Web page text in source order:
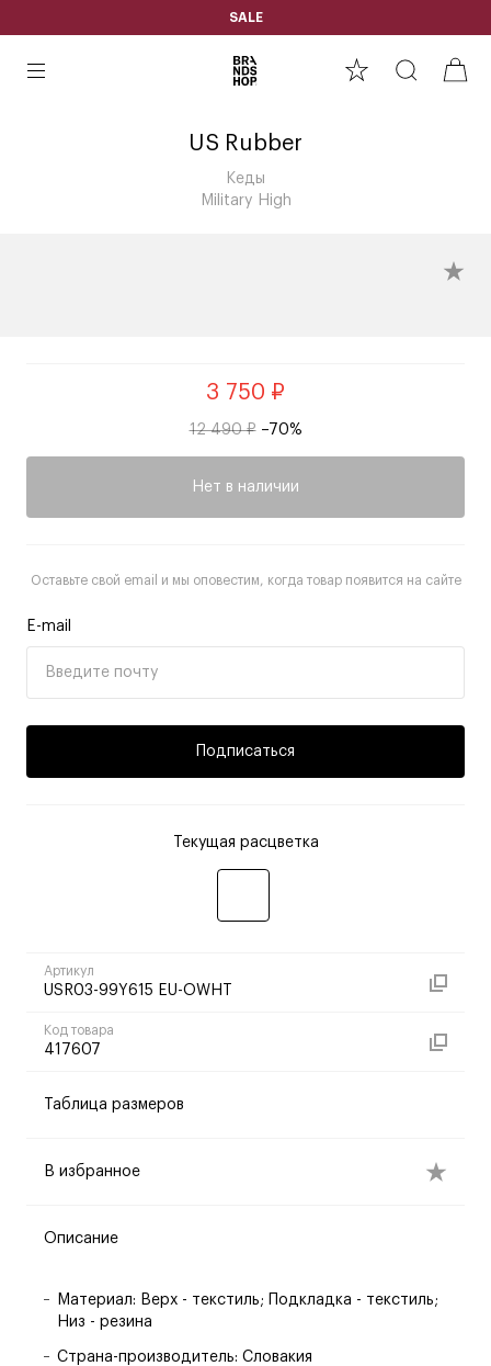
SALE
US Rubber
Кеды
Military High
3 750 ₽
12 490 ₽ –70%
Нет в наличии
Оставьте свой email и мы оповестим, когда товар появится на сайте
E-mail
Подписаться
Текущая расцветка
Артикул
USR03-99Y615 EU-OWHT
Код товара
417607
Таблица размеров
В избранное
Описание
Материал: Верх - текстиль; Подкладка - текстиль;
Низ - резина
Страна-производитель: Словакия